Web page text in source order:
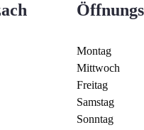
Montag
Mittwoch
Samstag
Sonntag